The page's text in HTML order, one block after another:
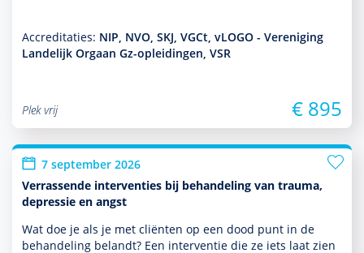
Accreditaties: NIP, NVO, SKJ, VGCt, vLOGO - Vereniging
Landelijk Orgaan Gz-opleidingen, VSR
Plek vrij € 895
7 september 2026
Verrassende interventies bij behandeling van trauma,
depressie en angst
Wat doe je als je met cliënten op een dood punt in de
behan­del­ing belandt? Een inter­ventie die ze iets laat zien